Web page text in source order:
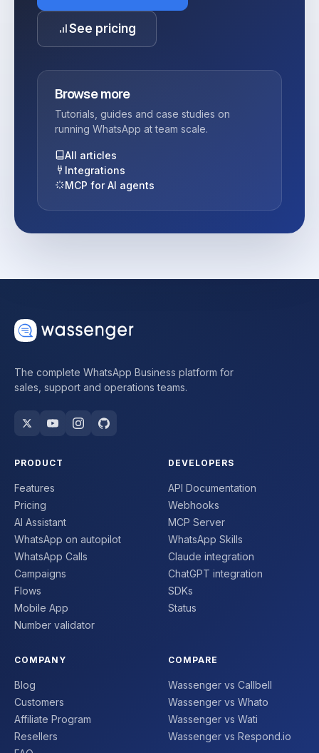
See pricing
Browse more
Tutorials, guides and case studies on
running WhatsApp at team scale.
All articles
Integrations
MCP for AI agents
The complete WhatsApp Business platform for
sales, support and operations teams.
PRODUCT
Features
Pricing
AI Assistant
WhatsApp on autopilot
WhatsApp Calls
Campaigns
Flows
Mobile App
Number validator
DEVELOPERS
API Documentation
Webhooks
MCP Server
WhatsApp Skills
Claude integration
ChatGPT integration
SDKs
Status
COMPANY
Blog
Customers
Affiliate Program
Resellers
COMPARE
Wassenger vs Callbell
Wassenger vs Whato
Wassenger vs Wati
Wassenger vs Respond.io